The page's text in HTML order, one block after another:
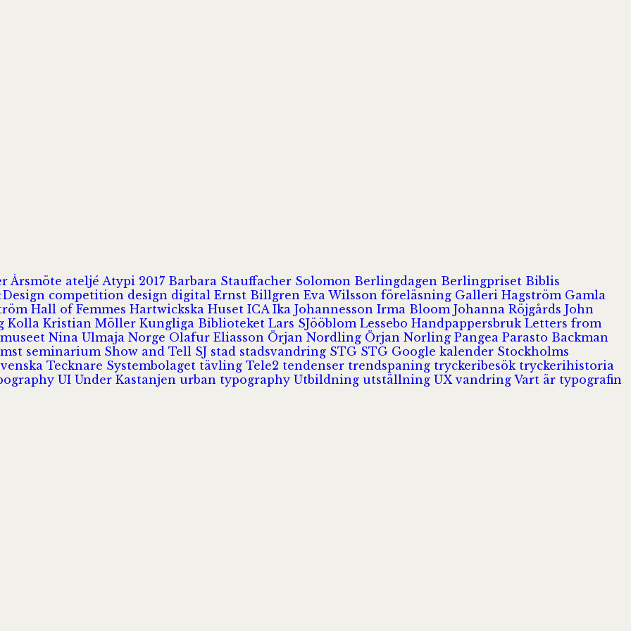
Årsmöte ateljé Atypi 2017 Barbara Stauffacher Solomon Berlingdagen Berlingpriset Biblis
competition design digital Ernst Billgren Eva Wilsson föreläsning Galleri Hagström Gamla
Hall of Femmes Hartwickska Huset ICA Ika Johannesson Irma Bloom Johanna Röjgårds John
Kolla Kristian Möller Kungliga Biblioteket Lars SJööblom Lessebo Handpappersbruk Letters from
Nina Ulmaja Norge Olafur Eliasson Örjan Nordling Örjan Norling Pangea Parasto Backman
seminarium Show and Tell SJ stad stadsvandring STG STG Google kalender Stockholms
Tecknare Systembolaget tävling Tele2 tendenser trendspaning tryckeribesök tryckerihistoria
UI Under Kastanjen urban typography Utbildning utställning UXvandring Vart är typografin